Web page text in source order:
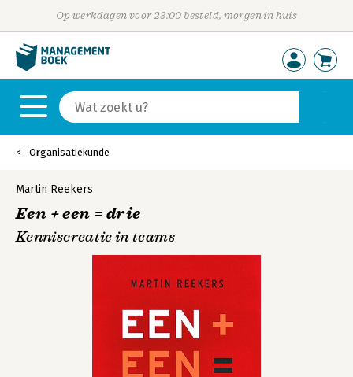
Op werkdagen voor 23:00 besteld, morgen in huis
Organisatiekunde
Martin Reekers
Een + een = drie
Kenniscreatie in teams